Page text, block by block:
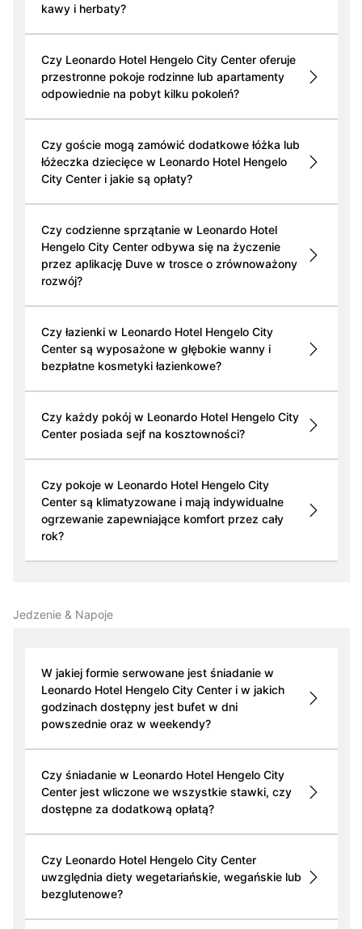
kawy i herbaty?
Czy Leonardo Hotel Hengelo City Center oferuje
przestronne pokoje rodzinne lub apartamenty
odpowiednie na pobyt kilku pokoleń?
Czy goście mogą zamówić dodatkowe łóżka lub
łóżeczka dziecięce w Leonardo Hotel Hengelo
City Center i jakie są opłaty?
Czy codzienne sprzątanie w Leonardo Hotel
Hengelo City Center odbywa się na życzenie
przez aplikację Duve w trosce o zrównoważony
rozwój?
Czy łazienki w Leonardo Hotel Hengelo City
Center są wyposażone w głębokie wanny i
bezpłatne kosmetyki łazienkowe?
Czy każdy pokój w Leonardo Hotel Hengelo City
Center posiada sejf na kosztowności?
Czy pokoje w Leonardo Hotel Hengelo City
Center są klimatyzowane i mają indywidualne
ogrzewanie zapewniające komfort przez cały
rok?
Jedzenie & Napoje
W jakiej formie serwowane jest śniadanie w
Leonardo Hotel Hengelo City Center i w jakich
godzinach dostępny jest bufet w dni
powszednie oraz w weekendy?
Czy śniadanie w Leonardo Hotel Hengelo City
Center jest wliczone we wszystkie stawki, czy
dostępne za dodatkową opłatą?
Czy Leonardo Hotel Hengelo City Center
uwzględnia diety wegetariańskie, wegańskie lub
bezglutenowe?